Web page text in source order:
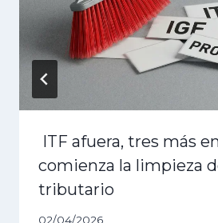
ITF afuera, tres más
comienza la limpieza
tributario
02/04/2026